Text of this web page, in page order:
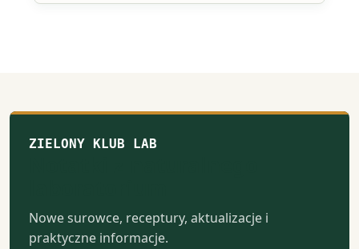
ZIELONY KLUB LAB
Nowe surowce, receptury, aktualizacje i
praktyczne informacje.